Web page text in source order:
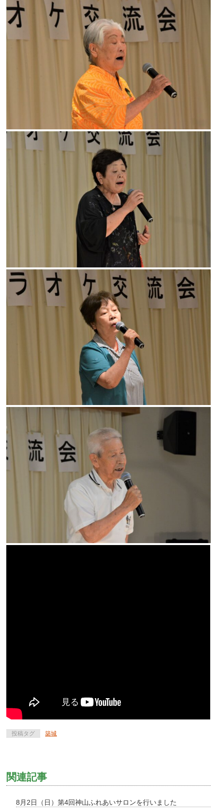
投稿タグ 築城
関連記事
8月2日（日）第4回神山ふれあいサロンを行いました